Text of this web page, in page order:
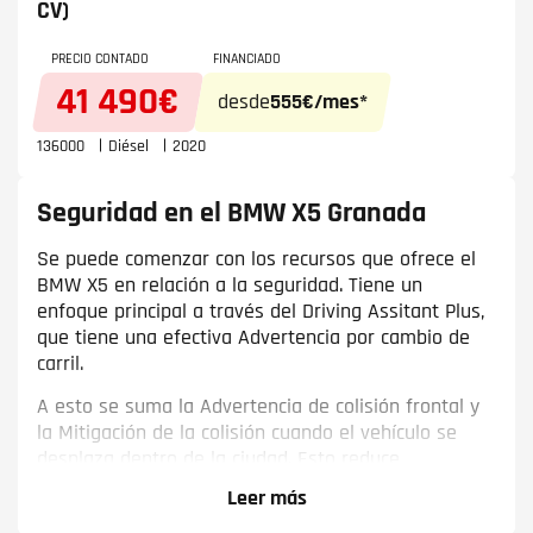
BMW X1
en Granada En Framacar todos los coches BMW de
segunda mano pasan las verificaciones más
exigentes.Garantizamos que tu BMW es tan
confiable como un BMW recién comprado
CV)
PRECIO CONTADO
41 490€
FINANCIADO
desde555€/mes*
136000 Diésel 2020
Seguridad en el BMW X5 Granada
Se puede comenzar con los recursos que ofrece el
BMW X5 en relación a la seguridad. Tiene un
enfoque principal a través del Driving Assitant Plus,
que tiene una efectiva Advertencia por cambio de
carril.
A esto se suma la Advertencia de colisión frontal y
la Mitigación de la colisión cuando el vehículo se
notablemente la posibilidad de choque trasero por
parte de un automóvil más lento o parado. También